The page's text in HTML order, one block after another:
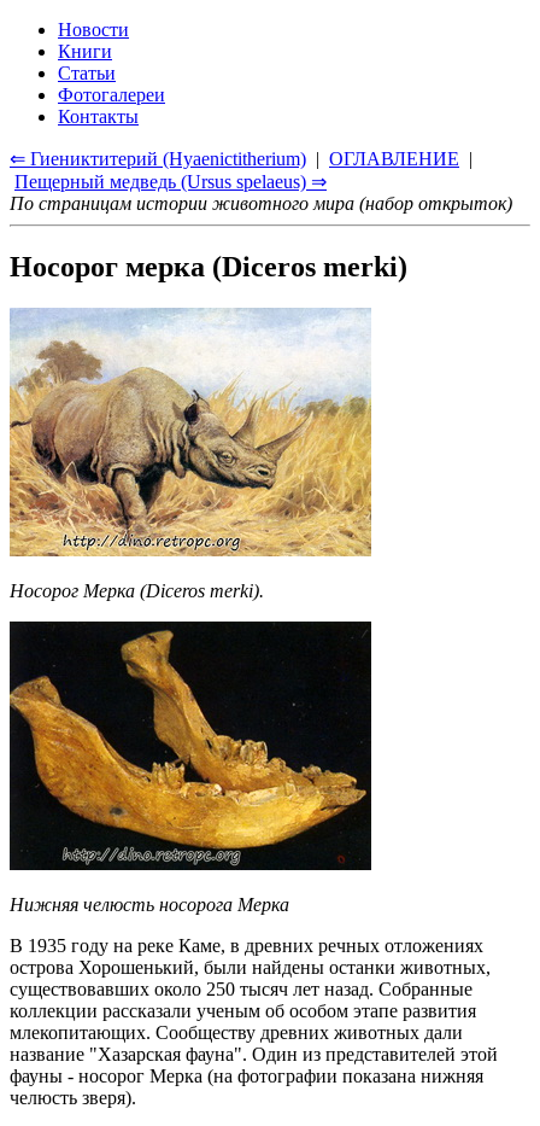
Новости
Книги
Статьи
Фотогалереи
Контакты
⇐ Гиениктитерий (Hyaenictitherium) | ОГЛАВЛЕНИЕ |
Пещерный медведь (Ursus spelaeus) ⇒
По страницам истории животного мира (набор открыток)
Носорог мерка (Diceros merki)
Носорог Мерка (Diceros merki).
Нижняя челюсть носорога Мерка
В 1935 году на реке Каме, в древних речных отложениях
острова Хорошенький, были найдены останки животных,
существовавших около 250 тысяч лет назад. Собранные
коллекции рассказали ученым об особом этапе развития
млекопитающих. Сообществу древних животных дали
название "Хазарская фауна". Один из представителей этой
фауны - носорог Мерка (на фотографии показана нижняя
челюсть зверя).